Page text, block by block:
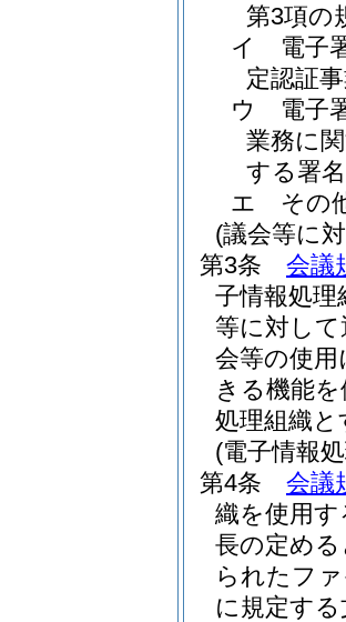
第3項の
イ 電子
定認証
ウ 電子
業務に
する署
エ その
(議会等に
第3条
会議
子情報処理
等に対し
会等の使
きる機能
処理組織と
(電子情報
第4条
会議
織を使用
長の定め
られたフ
に規定す